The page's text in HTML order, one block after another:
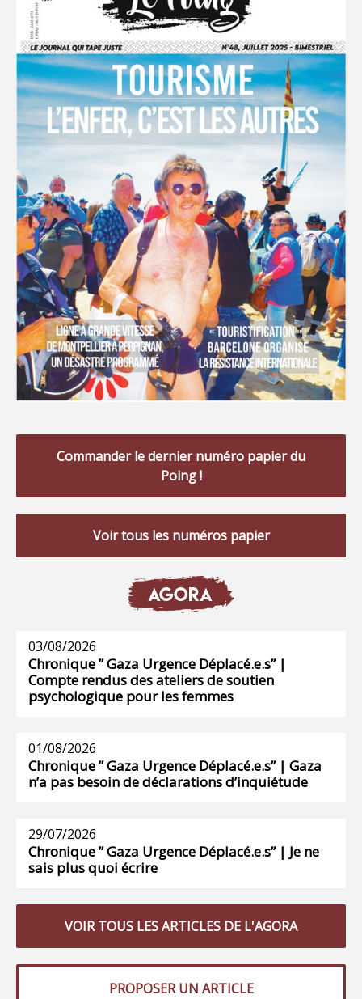
Commander le dernier numéro papier du
Poing !
Voir tous les numéros papier
AGORA
03/08/2026
Chronique ” Gaza Urgence Déplacé.e.s” |
Compte rendus des ateliers de soutien
psychologique pour les femmes
01/08/2026
Chronique ” Gaza Urgence Déplacé.e.s” | Gaza
n’a pas besoin de déclarations d’inquiétude
29/07/2026
Chronique ” Gaza Urgence Déplacé.e.s” | Je ne
sais plus quoi écrire
VOIR TOUS LES ARTICLES DE L'AGORA
PROPOSER UN ARTICLE